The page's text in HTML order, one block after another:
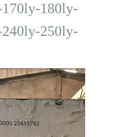
180ly-
250ly-